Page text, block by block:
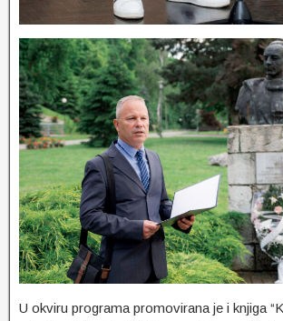
U okviru programa promovirana je i knjiga